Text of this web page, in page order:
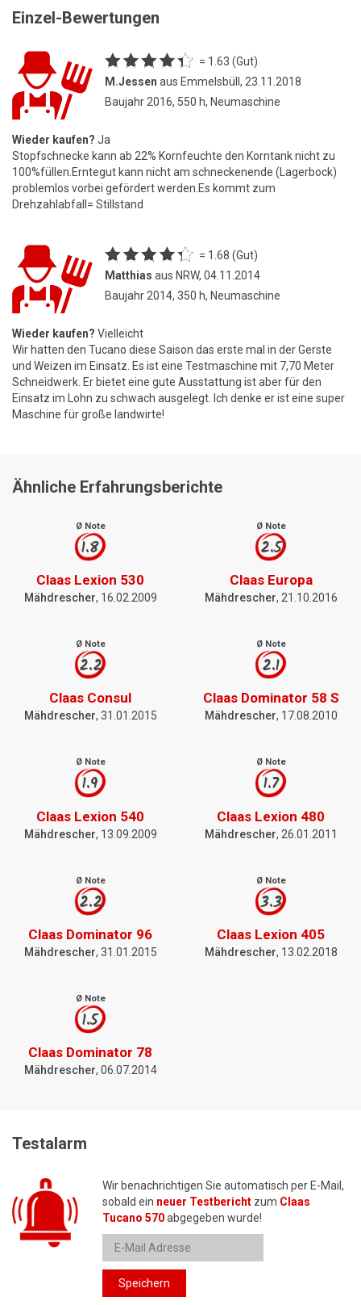
Einzel-Bewertungen
= 1.63 (Gut)
M.Jessen aus Emmelsbüll, 23.11.2018
Baujahr 2016, 550 h, Neumaschine
Wieder kaufen? Ja
Stopfschnecke kann ab 22% Kornfeuchte den Korntank nicht zu
100%füllen.Erntegut kann nicht am schneckenende (Lagerbock)
problemlos vorbei gefördert werden.Es kommt zum
Drehzahlabfall= Stillstand
= 1.68 (Gut)
Matthias aus NRW, 04.11.2014
Baujahr 2014, 350 h, Neumaschine
Wieder kaufen? Vielleicht
Wir hatten den Tucano diese Saison das erste mal in der Gerste
und Weizen im Einsatz. Es ist eine Testmaschine mit 7,70 Meter
Schneidwerk. Er bietet eine gute Ausstattung ist aber für den
Einsatz im Lohn zu schwach ausgelegt. Ich denke er ist eine super
Maschine für große landwirte!
Ähnliche Erfahrungsberichte
Ø Note
1.8
Claas Lexion 530
Mähdrescher, 16.02.2009
Ø Note
2.5
Claas Europa
Mähdrescher, 21.10.2016
Ø Note
2.2
Claas Consul
Mähdrescher, 31.01.2015
Ø Note
2.1
Claas Dominator 58 S
Mähdrescher, 17.08.2010
Ø Note
1.9
Claas Lexion 540
Mähdrescher, 13.09.2009
Ø Note
1.7
Claas Lexion 480
Mähdrescher, 26.01.2011
Ø Note
2.2
Claas Dominator 96
Mähdrescher, 31.01.2015
Ø Note
3.3
Claas Lexion 405
Mähdrescher, 13.02.2018
Ø Note
1.5
Claas Dominator 78
Mähdrescher, 06.07.2014
Testalarm
Wir benachrichtigen Sie automatisch per E-Mail,
sobald ein neuer Testbericht zum Claas
Tucano 570abgegeben wurde!
Speichern